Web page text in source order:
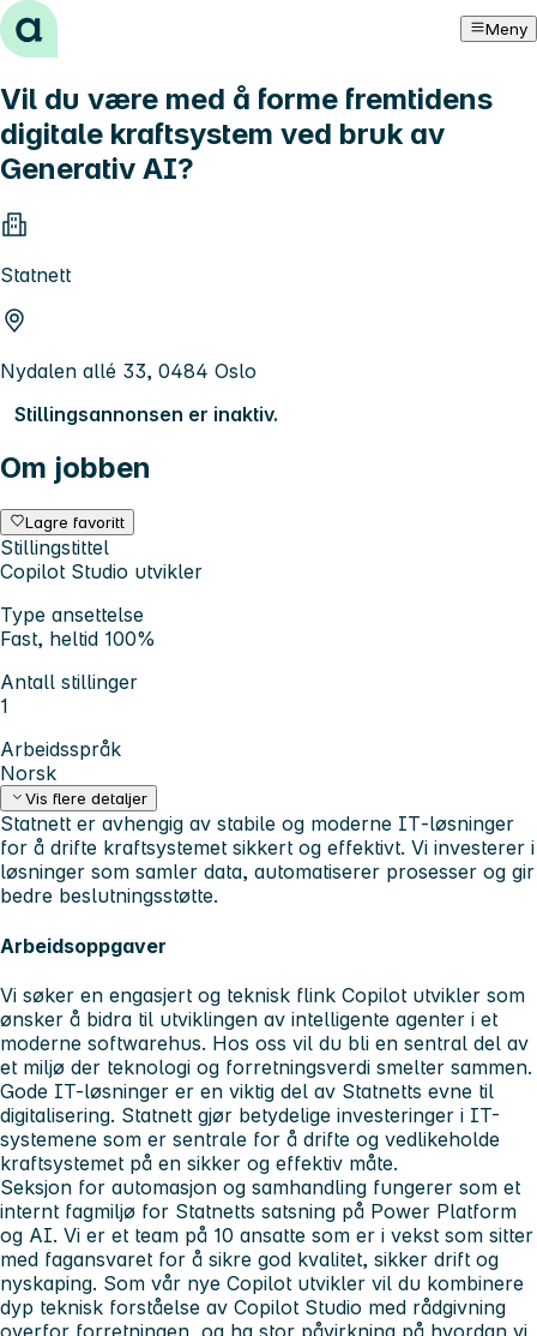
Hopp til innhold Meny
Vil du være med å forme fremtidens
digitale kraftsystem ved bruk av
Generativ AI?
Statnett
Nydalen allé 33, 0484 Oslo
Stillingsannonsen er inaktiv.
Om jobben
Lagre favoritt
Stillingstittel
Copilot Studio utvikler
Type ansettelse
Fast, heltid 100%
Antall stillinger
1
Arbeidsspråk
Norsk
Vis flere detaljer
Statnett er avhengig av stabile og moderne IT‑løsninger
for å drifte kraftsystemet sikkert og effektivt. Vi investerer i
løsninger som samler data, automatiserer prosesser og gir
bedre beslutningsstøtte.
Arbeidsoppgaver
Vi søker en engasjert og teknisk flink Copilot utvikler som
ønsker å bidra til utviklingen av intelligente agenter i et
moderne softwarehus. Hos oss vil du bli en sentral del av
et miljø der teknologi og forretningsverdi smelter sammen.
Gode IT-løsninger er en viktig del av Statnetts evne til
digitalisering. Statnett gjør betydelige investeringer i IT-
systemene som er sentrale for å drifte og vedlikeholde
kraftsystemet på en sikker og effektiv måte.
Seksjon for automasjon og samhandling fungerer som et
internt fagmiljø for Statnetts satsning på Power Platform
og AI. Vi er et team på 10 ansatte som er i vekst som sitter
med fagansvaret for å sikre god kvalitet, sikker drift og
nyskaping. Som vår nye Copilot utvikler vil du kombinere
dyp teknisk forståelse av Copilot Studio med rådgivning
overfor forretningen, og ha stor påvirkning på hvordan vi